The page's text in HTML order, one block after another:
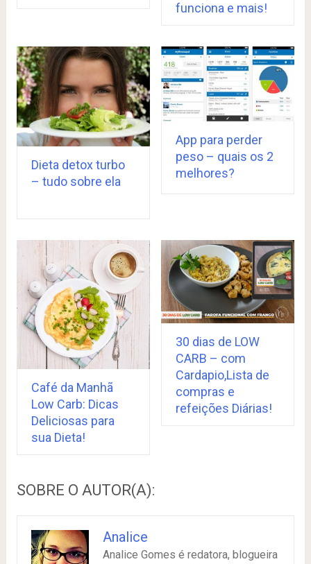
funciona e mais!
Dieta detox turbo
– tudo sobre ela
App para perder
peso – quais os 2
melhores?
Café da Manhã
Low Carb: Dicas
Deliciosas para
sua Dieta!
30 dias de LOW
CARB – com
Cardapio,Lista de
compras e
refeições Diárias!
SOBRE O AUTOR(A):
Analice
Analice Gomes é redatora, blogueira